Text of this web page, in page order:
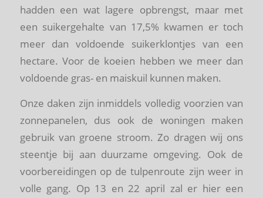
hadden een wat lagere opbrengst, maar met
een suikergehalte van 17,5% kwamen er toch
meer dan voldoende suikerklontjes van een
hectare. Voor de koeien hebben we meer dan
voldoende gras- en maiskuil kunnen maken.
Onze daken zijn inmiddels volledig voorzien van
zonnepanelen, dus ook de woningen maken
gebruik van groene stroom. Zo dragen wij ons
steentje bij aan duurzame omgeving. Ook de
voorbereidingen op de tulpenroute zijn weer in
volle gang. Op 13 en 22 april zal er hier een